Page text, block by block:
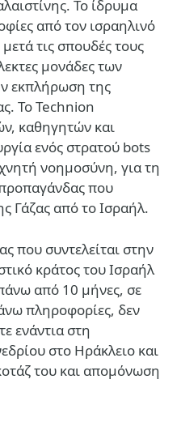
Το ίδρυμα
από τον ισραηλινό
τις σπουδές τους
μονάδες των
εκπλήρωση της
Το Technion
καθηγητών και
ενός στρατού bots
νοημοσύνη, για τη
που
Γάζας από το Ισραήλ.
που συντελείται στην
κράτος του Ισραήλ
από 10 μήνες, σε
πληροφορίες, δεν
ενάντια στη
στο Ηράκλειο και
του και απομόνωση